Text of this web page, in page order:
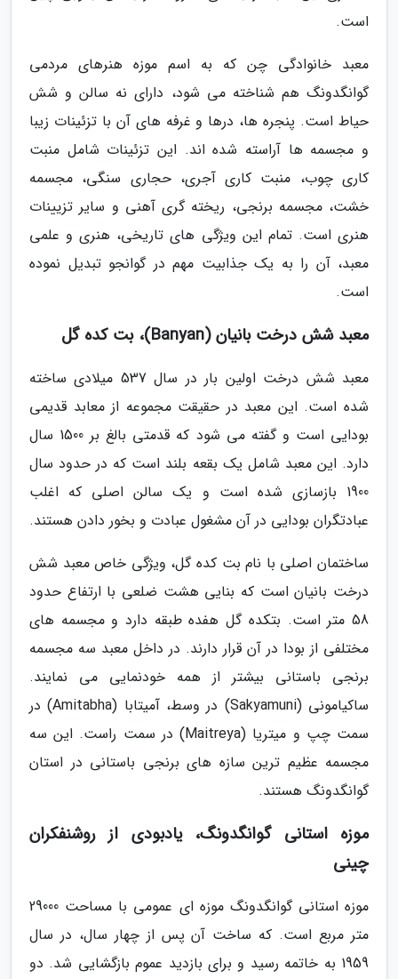
است.
معبد خانوادگی چن که به اسم موزه هنرهای مردمی
گوانگدونگ هم شناخته می شود، دارای نه سالن و شش
حیاط است. پنجره ها، درها و غرفه های آن با تزئینات زیبا
و مجسمه ها آراسته شده اند. این تزئینات شامل منبت
کاری چوب، منبت کاری آجری، حجاری سنگی، مجسمه
خشت، مجسمه برنجی، ریخته گری آهنی و سایر تزیینات
هنری است. تمام این ویژگی های تاریخی، هنری و علمی
معبد، آن را به یک جذابیت مهم در گوانجو تبدیل نموده
است.
معبد شش درخت بانیان (Banyan)، بت کده گل
معبد شش درخت اولین بار در سال 537 میلادی ساخته
شده است. این معبد در حقیقت مجموعه از معابد قدیمی
بودایی است و گفته می شود که قدمتی بالغ بر 1500 سال
دارد. این معبد شامل یک بقعه بلند است که در حدود سال
1900 بازسازی شده است و یک سالن اصلی که اغلب
عبادتگران بودایی در آن مشغول عبادت و بخور دادن هستند.
ساختمان اصلی با نام بت کده گل، ویژگی خاص معبد شش
درخت بانیان است که بنایی هشت ضلعی با ارتفاع حدود
58 متر است. بتکده گل هفده طبقه دارد و مجسمه های
مختلفی از بودا در آن قرار دارند. در داخل معبد سه مجسمه
برنجی باستانی بیشتر از همه خودنمایی می نمایند.
ساکیامونی (Sakyamuni) در وسط، آمیتابا (Amitabha) در
سمت چپ و میتریا (Maitreya) در سمت راست. این سه
مجسمه عظیم ترین سازه های برنجی باستانی در استان
گوانگدونگ هستند.
موزه استانی گوانگدونگ، یادبودی از روشنفکران
چینی
موزه استانی گوانگدونگ موزه ای عمومی با مساحت 29000
متر مربع است. که ساخت آن پس از چهار سال، در سال
1959 به خاتمه رسید و برای بازدید عموم بازگشایی شد. دو